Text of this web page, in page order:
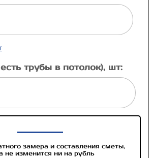
трубы в потолок), шт:
замера и составления сметы,
не изменится ни на рубль